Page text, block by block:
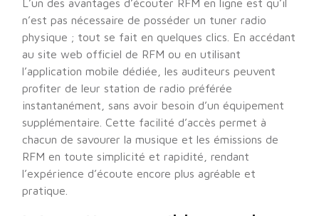
L’un des avantages d’écouter RFM en ligne est qu’il
n’est pas nécessaire de posséder un tuner radio
physique ; tout se fait en quelques clics. En accédant
au site web officiel de RFM ou en utilisant
l’application mobile dédiée, les auditeurs peuvent
profiter de leur station de radio préférée
instantanément, sans avoir besoin d’un équipement
supplémentaire. Cette facilité d’accès permet à
chacun de savourer la musique et les émissions de
RFM en toute simplicité et rapidité, rendant
l’expérience d’écoute encore plus agréable et
pratique.